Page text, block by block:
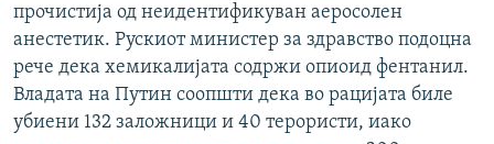
прочистија од неидентификуван аеросолен
анестетик. Рускиот министер за здравство подоцна
рече дека хемикалијата содржи опиоид фентанил.
Владата на Путин соопшти дека во рацијата биле
убиени 132 заложници и 40 терористи, иако